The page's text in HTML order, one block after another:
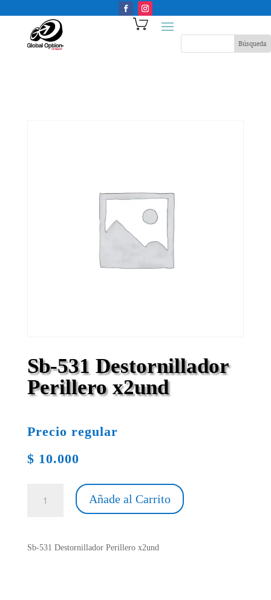
Sb-531 Destornillador
Perillero x2und
Precio regular
$ 10.000
Destornillador
x2und
Añade al Carrito
Sb-531 Destornillador Perillero x2und